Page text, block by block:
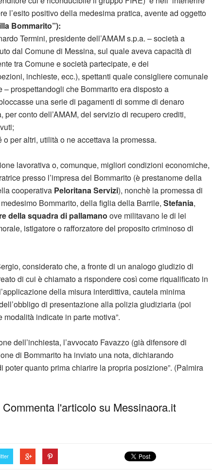
l’esito positivo della medesima pratica, avente ad oggetto
Bommarito”):
Termini, presidente dell’AMAM s.p.a. – società a
dal Comune di Messina, sul quale aveva capacità di
tra Comune e società partecipate, e dei
inchieste, ecc.), spettanti quale consigliere comunale
prospettandogli che Bommarito era disposto a
una serie di pagamenti di somme di denaro
conto dell’AMAM, del servizio di recupero crediti,
per altri, utilità o ne accettava la promessa.
lavorativa o, comunque, migliori condizioni economiche,
presso l’impresa del Bommarito (è prestanome della
cooperativa Peloritana Servizi), nonchè la promessa di
Bommarito, della figlia della Barrile, Stefania,
della squadra di pallamano ove militavano le di lei
istigatore o rafforzatore del proposito criminoso di
considerato che, a fronte di un analogo giudizio di
di cui è chiamato a rispondere così come riqualificato in
della misura interdittiva, cautela minima
di presentazione alla polizia giudiziaria (poi
indicate in parte motiva”.
dell’inchiesta, l’avvocato Favazzo (già difensore di
di Bommarito ha inviato una nota, dichiarando
poter quanto prima chiarire la propria posizione”. (Palmira
l'articolo su Messinaora.it